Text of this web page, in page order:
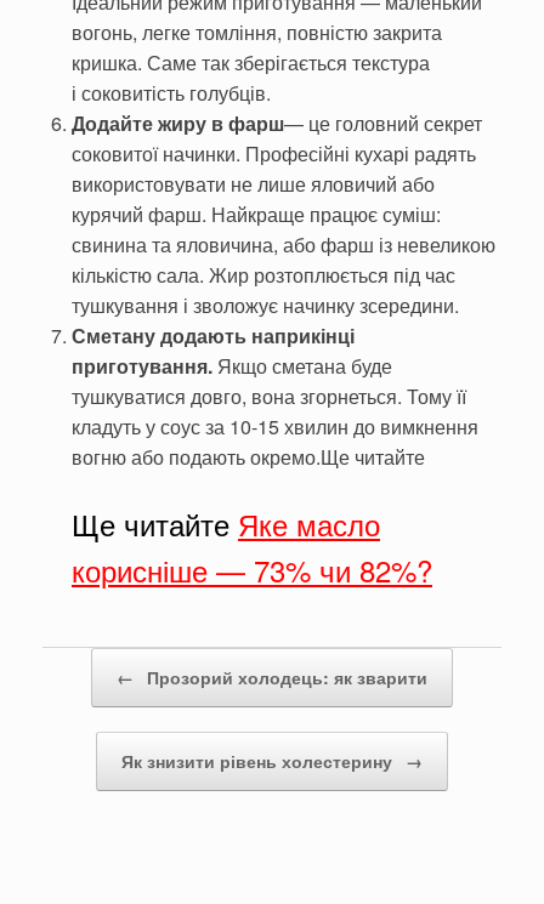
вогонь, легке томління, повністю закрита
кришка. Саме так зберігається текстура
і соковитість голубців.
Додайте жиру в фарш— це головний секрет
соковитої начинки. Професійні кухарі радять
використовувати не лише яловичий або
курячий фарш. Найкраще працює суміш:
свинина та яловичина, або фарш із невеликою
кількістю сала. Жир розтоплюється під час
тушкування і зволожує начинку зсередини.
Сметану додають наприкінці
приготування. Якщо сметана буде
тушкуватися довго, вона згорнеться. Тому її
кладуть у соус за 10-15 хвилин до вимкнення
вогню або подають окремо.Ще читайте
Ще читайте Яке масло
корисніше — 73% чи 82%?
← Прозорий холодець: як зварити
Як знизити рівень холестерину →